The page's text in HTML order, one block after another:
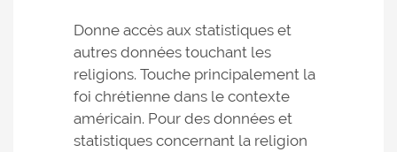
Donne accès aux statistiques et
autres données touchant les
religions. Touche principalement la
foi chrétienne dans le contexte
américain. Pour des données et
statistiques concernant la religion